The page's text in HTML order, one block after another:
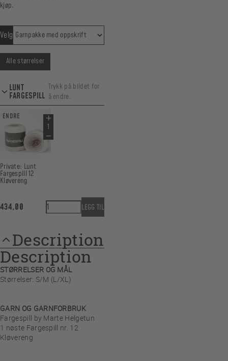
kjøp.
Velg
Alle størrelser
LUNT
FARGESPILL
Trykk på bildet for
å endre.
ENDRE
Private: Lunt
Fargespill 12
Kløvereng
434,00 Alvehals quantity
LEGG TIL
Description
Description
STØRRELSER OG MÅL
Størrelser: S/M (L/XL)
GARN OG GARNFORBRUK
Fargespill by Marte Helgetun
1 nøste Fargespill nr. 12
Kløvereng